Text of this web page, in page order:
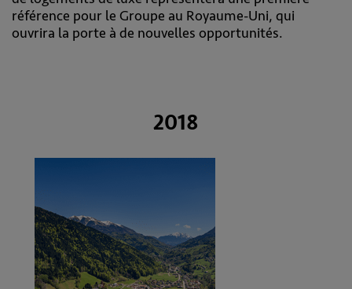
référence pour le Groupe au Royaume-Uni, qui
ouvrira la porte à de nouvelles opportunités.
2018